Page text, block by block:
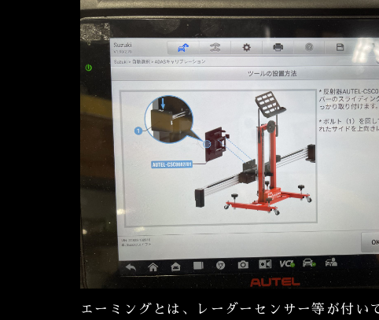
エーミングとは、レーダーセンサー等が付い